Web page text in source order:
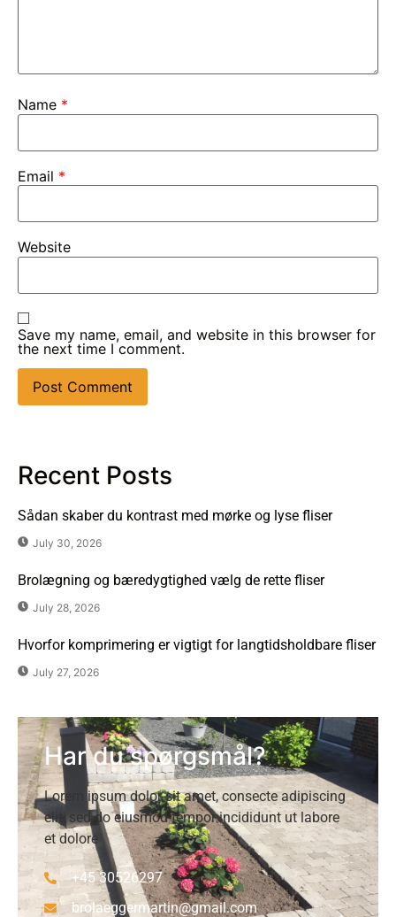
Name *
Email *
Website
Save my name, email, and website in this browser for
the next time I comment.
Recent Posts
Sådan skaber du kontrast med mørke og lyse fliser
July 30, 2026
Brolægning og bæredygtighed vælg de rette fliser
July 28, 2026
Hvorfor komprimering er vigtigt for langtidsholdbare fliser
July 27, 2026
Har du spørgsmål?
Lorem ipsum dolor sit amet, consecte adipiscing
elit, sed do eiusmod tempor incididunt ut labore
et dolore
+45 30526297
brolaeggermartin@gmail.com